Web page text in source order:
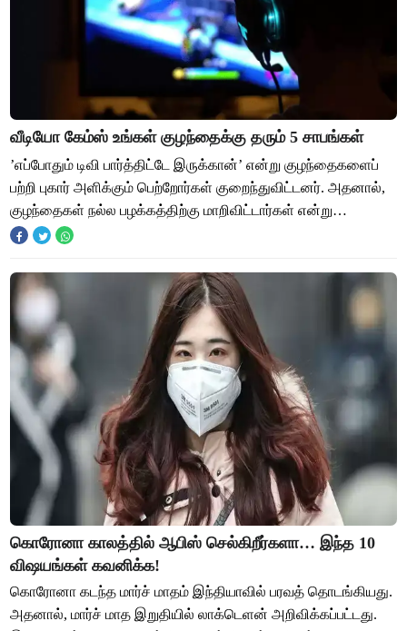
வீடியோ கேம்ஸ் உங்கள் குழந்தைக்கு தரும் 5 சாபங்கள்
’எப்போதும் டிவி பார்த்திட்டே இருக்கான்’ என்று குழந்தைகளைப்
பற்றி புகார் அளிக்கும் பெற்றோர்கள் குறைந்துவிட்டனர். அதனால்,
குழந்தைகள் நல்ல பழக்கத்திற்கு மாறிவிட்டார்கள் என்று
அர்த்தமல்ல. அதை வேறொரு தீய
கொரோனா காலத்தில் ஆபிஸ் செல்கிறீர்களா… இந்த 10
விஷயங்கள் கவனிக்க!
கொரோனா கடந்த மார்ச் மாதம் இந்தியாவில் பரவத் தொடங்கியது.
அதனால், மார்ச் மாத இறுதியில் லாக்டெளன் அறிவிக்கப்பட்டது.